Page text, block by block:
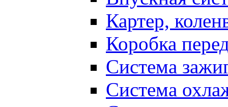
Картер,
Коробка
Система
Система